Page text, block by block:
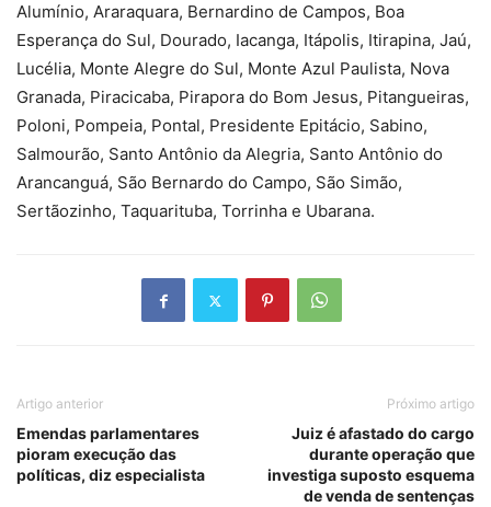
Alumínio, Araraquara, Bernardino de Campos, Boa
Esperança do Sul, Dourado, Iacanga, Itápolis, Itirapina, Jaú,
Lucélia, Monte Alegre do Sul, Monte Azul Paulista, Nova
Granada, Piracicaba, Pirapora do Bom Jesus, Pitangueiras,
Poloni, Pompeia, Pontal, Presidente Epitácio, Sabino,
Salmourão, Santo Antônio da Alegria, Santo Antônio do
Arancanguá, São Bernardo do Campo, São Simão,
Sertãozinho, Taquarituba, Torrinha e Ubarana.
Artigo anterior
Emendas parlamentares
pioram execução das
políticas, diz especialista
Próximo artigo
Juiz é afastado do cargo
durante operação que
investiga suposto esquema
de venda de sentenças